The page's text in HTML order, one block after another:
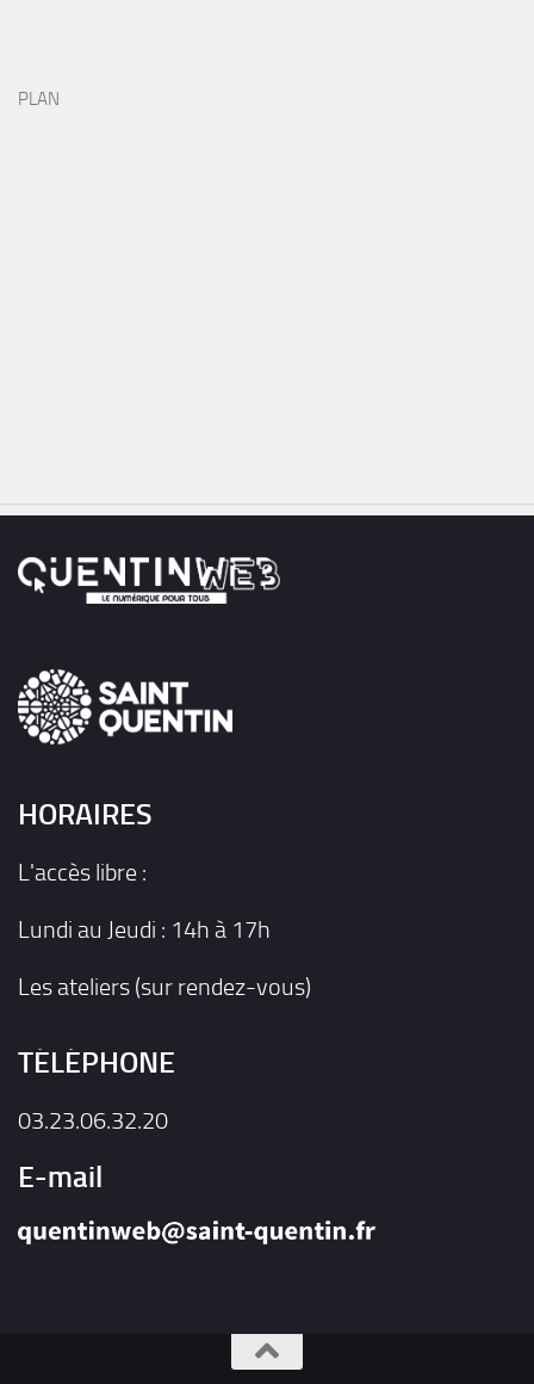
PLAN
HORAIRES
L'accès libre :
Lundi au Jeudi : 14h à 17h
Les ateliers (sur rendez-vous)
TÉLÉPHONE
03.23.06.32.20
E-mail